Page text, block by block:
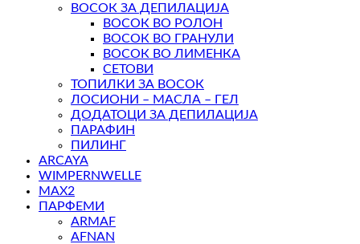
ВОСОК ЗА ДЕПИЛАЦИЈА
ВОСОК ВО РОЛОН
ВОСОК ВО ГРАНУЛИ
ВОСОК ВО ЛИМЕНКА
СЕТОВИ
ТОПИЛКИ ЗА ВОСОК
ЛОСИОНИ – МАСЛА – ГЕЛ
ДОДАТОЦИ ЗА ДЕПИЛАЦИЈА
ПАРАФИН
ПИЛИНГ
ARCAYA
WIMPERNWELLE
MAX2
ПАРФЕМИ
ARMAF
AFNAN